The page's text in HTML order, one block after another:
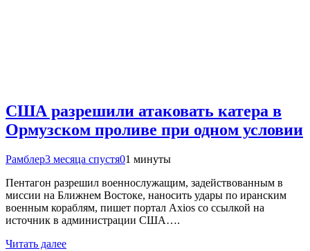
США разрешили атаковать катера в
Ормузском проливе при одном условии
Рамблер3 месяца спустя01 минуты
Пентагон разрешил военнослужащим, задействованным в
миссии на Ближнем Востоке, наносить удары по иранским
военным кораблям, пишет портал Axios со ссылкой на
источник в администрации США….
Читать далее